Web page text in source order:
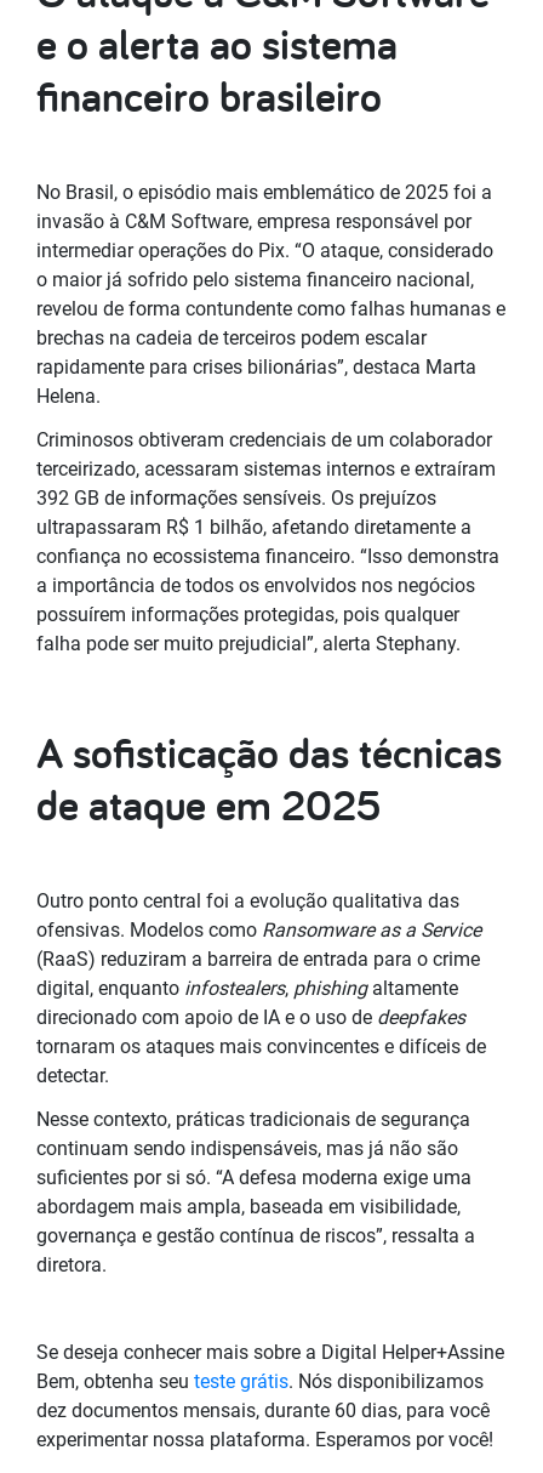
e o alerta ao sistema
financeiro brasileiro
No Brasil, o episódio mais emblemático de 2025 foi a
invasão à C&M Software, empresa responsável por
intermediar operações do Pix. “O ataque, considerado
o maior já sofrido pelo sistema financeiro nacional,
revelou de forma contundente como falhas humanas e
brechas na cadeia de terceiros podem escalar
rapidamente para crises bilionárias”, destaca Marta
Helena.
Criminosos obtiveram credenciais de um colaborador
terceirizado, acessaram sistemas internos e extraíram
392 GB de informações sensíveis. Os prejuízos
ultrapassaram R$ 1 bilhão, afetando diretamente a
confiança no ecossistema financeiro. “Isso demonstra
a importância de todos os envolvidos nos negócios
possuírem informações protegidas, pois qualquer
falha pode ser muito prejudicial”, alerta Stephany.
A sofisticação das técnicas
de ataque em 2025
Outro ponto central foi a evolução qualitativa das
ofensivas. Modelos como Ransomware as a Service
(RaaS) reduziram a barreira de entrada para o crime
digital, enquanto infostealers, phishingaltamente
direcionado com apoio de IA e o uso de deepfakes
tornaram os ataques mais convincentes e difíceis de
detectar.
Nesse contexto, práticas tradicionais de segurança
continuam sendo indispensáveis, mas já não são
suficientes por si só. “A defesa moderna exige uma
abordagem mais ampla, baseada em visibilidade,
governança e gestão contínua de riscos”, ressalta a
diretora.
Se deseja conhecer mais sobre a Digital Helper+Assine
Bem, obtenha seu teste grátis. Nós disponibilizamos
dez documentos mensais, durante 60 dias, para você
experimentar nossa plataforma. Esperamos por você!